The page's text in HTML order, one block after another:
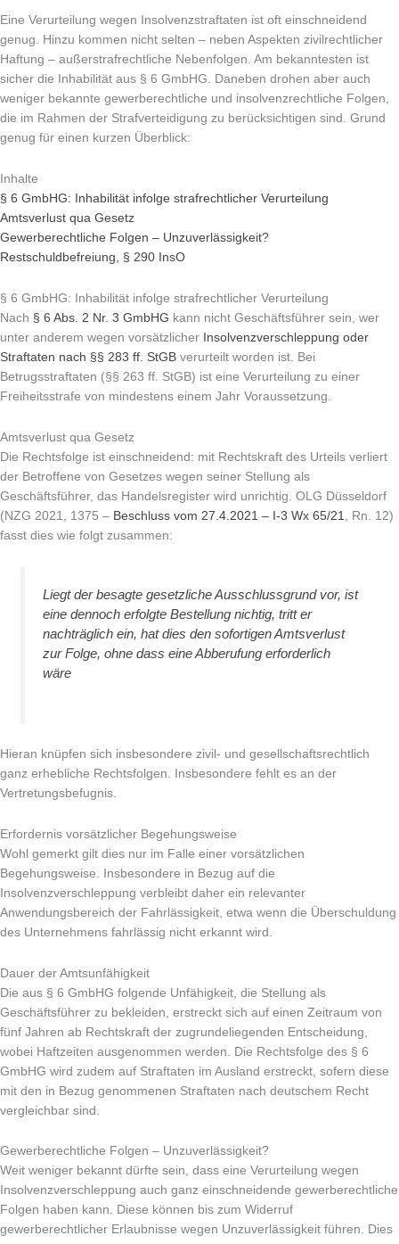
Eine Verurteilung wegen Insolvenzstraftaten ist oft einschneidend
genug. Hinzu kommen nicht selten – neben Aspekten zivilrechtlicher
Haftung – außerstrafrechtliche Nebenfolgen. Am bekanntesten ist
sicher die Inhabilität aus § 6 GmbHG. Daneben drohen aber auch
weniger bekannte gewerberechtliche und insolvenzrechtliche Folgen,
die im Rahmen der Strafverteidigung zu berücksichtigen sind. Grund
genug für einen kurzen Überblick:
Inhalte
§ 6 GmbHG: Inhabilität infolge strafrechtlicher Verurteilung
Amtsverlust qua Gesetz
Gewerberechtliche Folgen – Unzuverlässigkeit?
Restschuldbefreiung, § 290 InsO
§ 6 GmbHG: Inhabilität infolge strafrechtlicher Verurteilung
Nach § 6 Abs. 2 Nr. 3 GmbHG kann nicht Geschäftsführer sein, wer
unter anderem wegen vorsätzlicher Insolvenzverschleppung oder
Straftaten nach §§ 283 ff. StGB verurteilt worden ist. Bei
Betrugsstraftaten (§§ 263 ff. StGB) ist eine Verurteilung zu einer
Freiheitsstrafe von mindestens einem Jahr Voraussetzung.
Amtsverlust qua Gesetz
Die Rechtsfolge ist einschneidend: mit Rechtskraft des Urteils verliert
der Betroffene von Gesetzes wegen seiner Stellung als
Geschäftsführer, das Handelsregister wird unrichtig. OLG Düsseldorf
(NZG 2021, 1375 – Beschluss vom 27.4.2021 – I-3 Wx 65/21
, Rn. 12)
fasst dies wie folgt zusammen:
Liegt der besagte gesetzliche Ausschlussgrund vor, ist
eine dennoch erfolgte Bestellung nichtig, tritt er
nachträglich ein, hat dies den sofortigen Amtsverlust
zur Folge, ohne dass eine Abberufung erforderlich
wäre
Hieran knüpfen sich insbesondere zivil- und gesellschaftsrechtlich
ganz erhebliche Rechtsfolgen. Insbesondere fehlt es an der
Vertretungsbefugnis.
Erfordernis vorsätzlicher Begehungsweise
Wohl gemerkt gilt dies nur im Falle einer vorsätzlichen
Begehungsweise. Insbesondere in Bezug auf die
Insolvenzverschleppung verbleibt daher ein relevanter
Anwendungsbereich der Fahrlässigkeit, etwa wenn die Überschuldung
des Unternehmens fahrlässig nicht erkannt wird.
Dauer der Amtsunfähigkeit
Die aus § 6 GmbHG folgende Unfähigkeit, die Stellung als
Geschäftsführer zu bekleiden, erstreckt sich auf einen Zeitraum von
fünf Jahren ab Rechtskraft der zugrundeliegenden Entscheidung,
wobei Haftzeiten ausgenommen werden. Die Rechtsfolge des § 6
GmbHG wird zudem auf Straftaten im Ausland erstreckt, sofern diese
mit den in Bezug genommenen Straftaten nach deutschem Recht
vergleichbar sind.
Gewerberechtliche Folgen – Unzuverlässigkeit?
Weit weniger bekannt dürfte sein, dass eine Verurteilung wegen
Insolvenzverschleppung auch ganz einschneidende gewerberechtliche
Folgen haben kann. Diese können bis zum Widerruf
gewerberechtlicher Erlaubnisse wegen Unzuverlässigkeit führen. Dies